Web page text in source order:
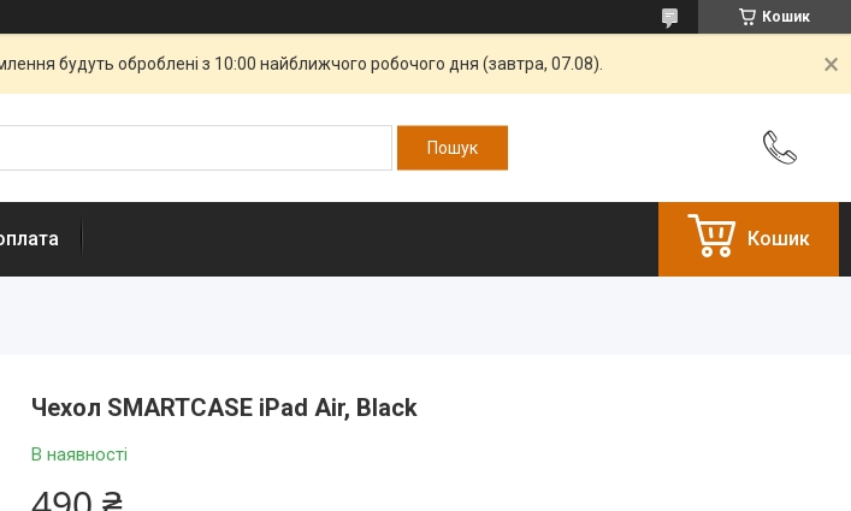
Кошик
будуть оброблені з 10:00 найближчого робочого дня (завтра, 07.08).
Кошик
Чехол SMARTCASE iPad Air, Black
В наявності